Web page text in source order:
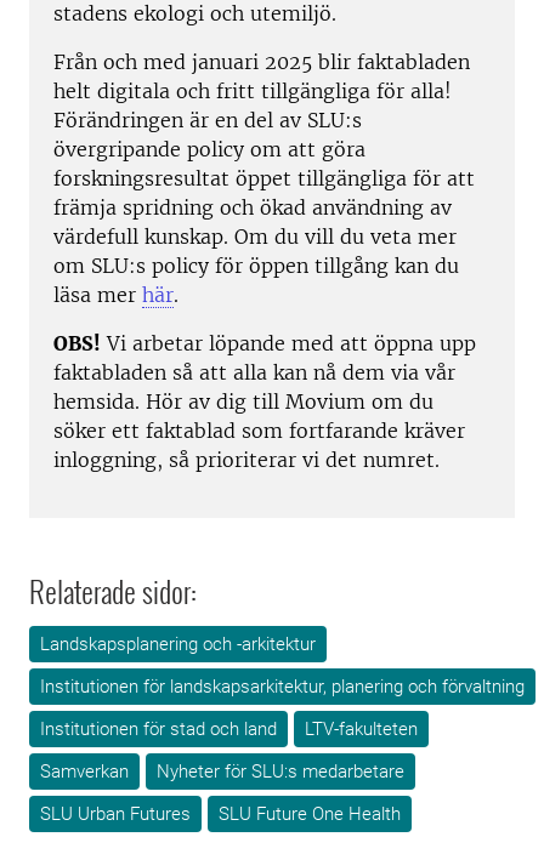
stadens ekologi och utemiljö.
Från och med januari 2025 blir faktabladen
helt digitala och fritt tillgängliga för alla!
Förändringen är en del av SLU:s
övergripande policy om att göra
forskningsresultat öppet tillgängliga för att
främja spridning och ökad användning av
värdefull kunskap. Om du vill du veta mer
om SLU:s policy för öppen tillgång kan du
läsa mer här.
OBS! Vi arbetar löpande med att öppna upp
faktabladen så att alla kan nå dem via vår
hemsida. Hör av dig till Movium om du
söker ett faktablad som fortfarande kräver
inloggning, så prioriterar vi det numret.
Relaterade sidor:
Landskapsplanering och -arkitektur
Institutionen för landskapsarkitektur, planering och förvaltning
Institutionen för stad och land
LTV-fakulteten
Samverkan
Nyheter för SLU:s medarbetare
SLU Urban Futures
SLU Future One Health